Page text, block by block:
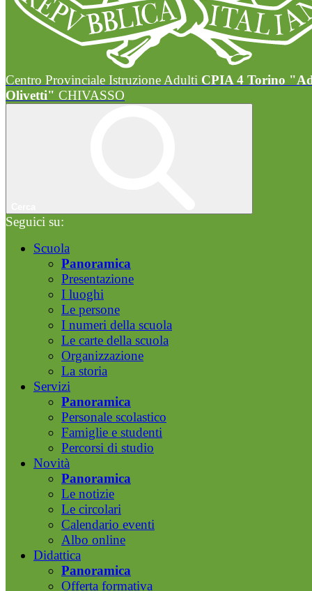
Centro Provinciale Istruzione Adulti CPIA 4 Torino
Olivetti" CHIVASSO
Seguici su:
Scuola
Panoramica
Presentazione
I luoghi
Le persone
I numeri della scuola
Le carte della scuola
Organizzazione
La storia
Servizi
Panoramica
Personale scolastico
Famiglie e studenti
Percorsi di studio
Novità
Panoramica
Le notizie
Le circolari
Calendario eventi
Albo online
Didattica
Panoramica
Offerta formativa